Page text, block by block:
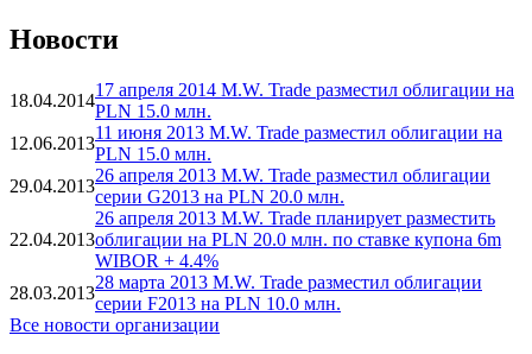
Новости
18.04.2014
17 апреля 2014 M.W. Trade разместил облигации на
PLN 15.0 млн.
12.06.2013
11 июня 2013 M.W. Trade разместил облигации на
PLN 15.0 млн.
29.04.2013
26 апреля 2013 M.W. Trade разместил облигации
серии G2013 на PLN 20.0 млн.
22.04.2013
26 апреля 2013 M.W. Trade планирует разместить
облигации на PLN 20.0 млн. по ставке купона 6m
WIBOR + 4.4%
28.03.2013
28 марта 2013 M.W. Trade разместил облигации
серии F2013 на PLN 10.0 млн.
Все новости организации